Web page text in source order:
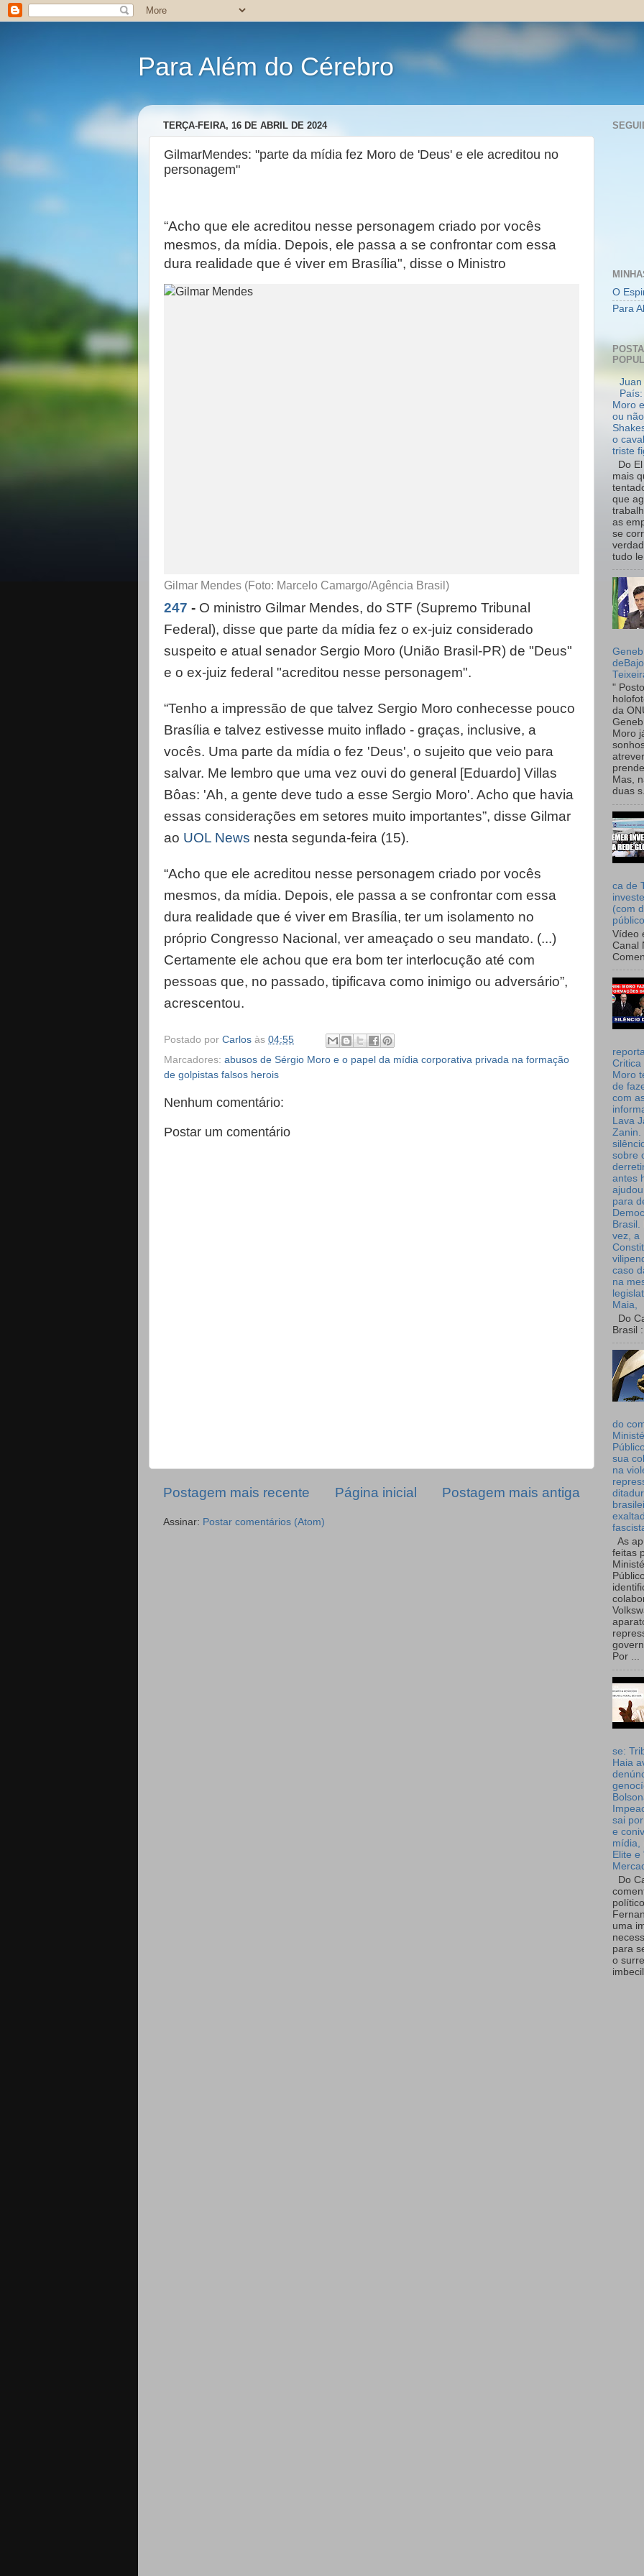
Para Além do Cérebro
TERÇA-FEIRA, 16 DE ABRIL DE 2024
GilmarMendes: "parte da mídia fez Moro de 'Deus' e ele acreditou no
personagem"
“Acho que ele acreditou nesse personagem criado por vocês
mesmos, da mídia. Depois, ele passa a se confrontar com essa
dura realidade que é viver em Brasília", disse o Ministro
Gilmar Mendes (Foto: Marcelo Camargo/Agência Brasil)
247 - O ministro Gilmar Mendes, do STF (Supremo Tribunal
Federal), disse que parte da mídia fez o ex-juiz considerado
suspeito e atual senador Sergio Moro (União Brasil-PR) de "Deus"
e o ex-juiz federal "acreditou nesse personagem".
“Tenho a impressão de que talvez Sergio Moro conhecesse pouco
Brasília e talvez estivesse muito inflado - graças, inclusive, a
vocês. Uma parte da mídia o fez 'Deus', o sujeito que veio para
salvar. Me lembro que uma vez ouvi do general [Eduardo] Villas
Bôas: 'Ah, a gente deve tudo a esse Sergio Moro'. Acho que havia
essas considerações em setores muito importantes”, disse Gilmar
ao UOL News nesta segunda-feira (15).
“Acho que ele acreditou nesse personagem criado por vocês
mesmos, da mídia. Depois, ele passa a se confrontar com essa
dura realidade que é viver em Brasília, ter um isolamento no
próprio Congresso Nacional, ver ameaçado o seu mandato. (...)
Certamente ele achou que era bom ter interlocução até com
pessoas que, no passado, tipificava como inimigo ou adversário”,
acrescentou.
Postado por Carlos às 04:55
Marcadores: abusos de Sérgio Moro e o papel da mídia corporativa privada na formação
de golpistas falsos herois
Nenhum comentário:
Postar um comentário
Postagem mais recente Postagem mais antiga
Página inicial
Assinar: Postar comentários (Atom)
O
Para
Juan
Moro
ou
o
triste
Do
mais
que
as
se
tudo
"
da
Moro
Mas,
duas
ca de
(com
Vídeo
Canal
Critica
Moro
de
com
Lava
Zanin.
sobre
antes
para
Brasil.
vez, a
caso
na
Maia,
Do
Brasil :
do
sua
na
As
feitas
Por ...
se:
Haia
sai
e
mídia,
Elite e
Do
uma
para
o